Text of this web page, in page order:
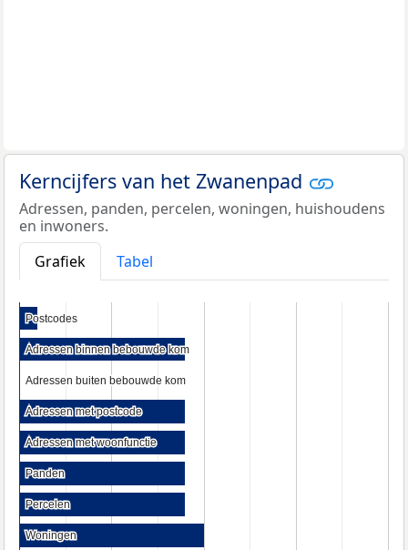
Kerncijfers van het Zwanenpad
Adressen, panden, percelen, woningen, huishoudens
en inwoners.
Grafiek
Tabel
Postcodes
Postcodes
Adressen binnen bebouwde kom
Adressen binnen bebouwde kom
Adressen buiten bebouwde kom
Adressen buiten bebouwde kom
Adressen met postcode
Adressen met postcode
Adressen met woonfunctie
Adressen met woonfunctie
Panden
Panden
Percelen
Percelen
Woningen
Woningen